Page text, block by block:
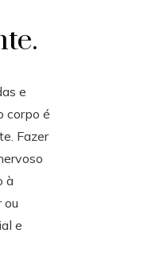
e
corpo é
Fazer
à
ou
e